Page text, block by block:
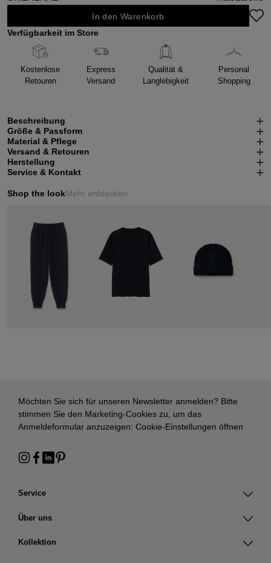
In den Warenkorb
Verfügbarkeit im Store
Kostenlose
Retouren
Express
Versand
Qualität &
Langlebigkeit
Personal
Shopping
Beschreibung
Größe & Passform
Material & Pflege
Versand & Retouren
Herstellung
Service & Kontakt
Shop the lookMehr entdecken
Service
Über uns
Kollektion
Möchten Sie sich für unseren Newsletter anmelden? Bitte
stimmen Sie den Marketing-Cookies zu, um das
Anmeldeformular anzuzeigen: Cookie-Einstellungen öffnen